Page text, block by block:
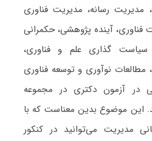
مدیریت رسانه، مدیریت فناوری
فناوری، آینده پژوهشی، حکمرانی
سیاست گذاری علم و فناوری،
مطالعات نوآوری و توسعه فناوری
در آزمون دکتری در مجموعه
این موضوع بدین معناست که با
مدیریت می‌توانید در کنکور